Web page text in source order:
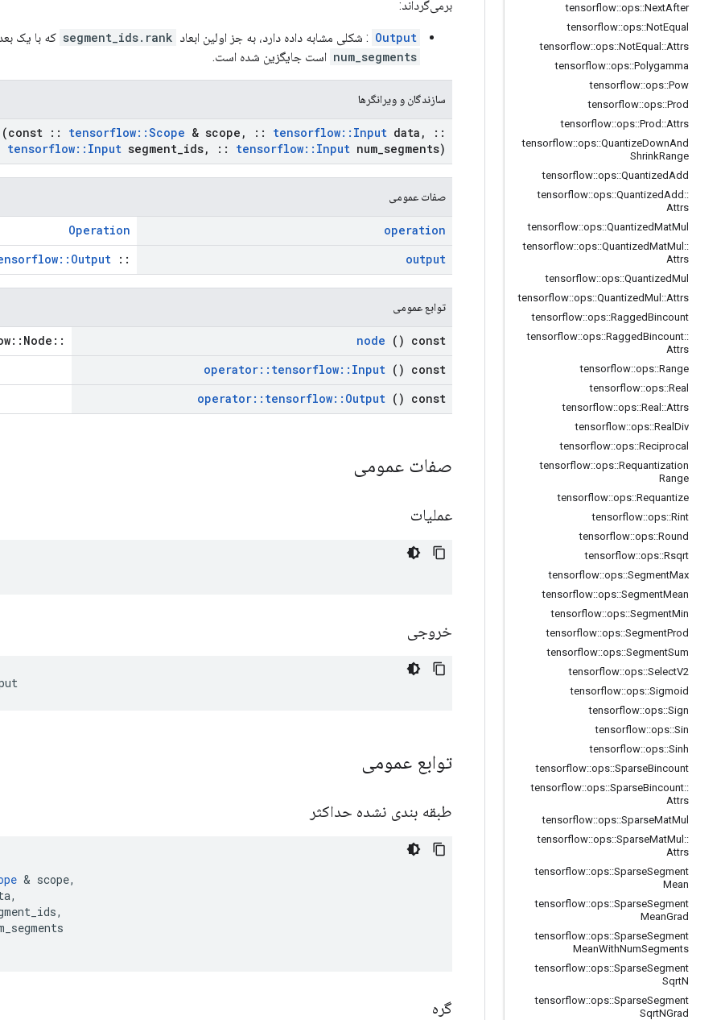
tensorflow::ops::NextAfter
tensorflow::ops::NotEqual
tensorflow::ops::NotEqual ::Attrs
tensorflow::ops::Polygamma
tensorflow::ops::Pow
tensorflow::ops::Prod
tensorflow::ops::Prod ::Attrs
tensorflow::ops::QuantizeDownAnd
ShrinkRange
tensorflow::ops::QuantizedAdd
tensorflow::ops::QuantizedAdd ::
Attrs
tensorflow::ops::QuantizedMatMul
tensorflow::ops::QuantizedMatMul ::
Attrs
tensorflow::ops::QuantizedMul
tensorflow::ops::QuantizedMul ::Attrs
tensorflow::ops::RaggedBincount
tensorflow::ops::RaggedBincount::
Attrs
tensorflow::ops::Range
tensorflow::ops::Real
tensorflow::ops::Real ::Attrs
tensorflow::ops::Real Div
tensorflow::ops::Reciprocal
tensorflow::ops::Requantization
Range
tensorflow::ops::Requantize
tensorflow::ops::Rint
tensorflow::ops::Round
tensorflow::ops::Rsqrt
tensorflow::ops::SegmentMax
tensorflow::ops::SegmentMean
tensorflow::ops::SegmentMin
tensorflow::ops::SegmentProd
tensorflow::ops::SegmentSum
tensorflow::ops::SelectV2
tensorflow::ops::Sigmoid
tensorflow::ops::Sign
tensorflow::ops::Sin
tensorflow::ops::Sinh
tensorflow::ops::SparseBincount
tensorflow::ops::SparseBincount::
Attrs
tensorflow::ops::SparseMatMul
tensorflow::ops::SparseMatMul ::
Attrs
tensorflow::ops::SparseSegment
Mean
tensorflow::ops::SparseSegment
MeanGrad
tensorflow::ops::SparseSegment
MeanWithNumSegments
tensorflow::ops::SparseSegment
SqrtN
tensorflow::ops::SparseSegment
SqrtNGrad
برمی‌گرداند:
Output : شکلی مشابه داده دارد، به جز اولین ابعاد segment_ids.rank که با یک
num_segments است جایگزین شده است.
سازندگان و ویرانگرها
:: tensorflow::Scope & scope , :: tensorflow:: Input data ,
::
tensorflow:: Input segment ids, :: tensorflow:: Input num segments)
صفات عمومی
operation
Operation
output
::
توابع عمومی
node () const
::tensorflow::Node *
operator:: tensorflow:: Input () const
operator:: tensorflow:: Output () const
صفات عمومی
عملیات
خروجی
توابع عمومی
طبقه بندی نشده حداکثر
& scope,
,
,
گره